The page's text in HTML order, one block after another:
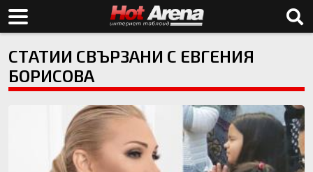
СТАТИИ СВЪРЗАНИ С ЕВГЕНИЯ
БОРИСОВА